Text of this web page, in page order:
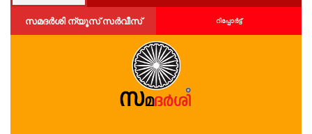
സമദർശി ന്യൂസ് സർവീസ് റിപ്പോര്‍ട്ട്